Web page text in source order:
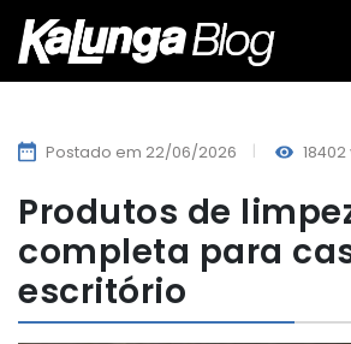
Postado em 22/06/2026
Produtos de
completa para
escritório